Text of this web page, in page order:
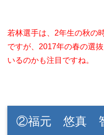
若林選手は、2年生の秋の
ですが、2017年の春の選
いるのかも注目ですね。
②福元 悠真